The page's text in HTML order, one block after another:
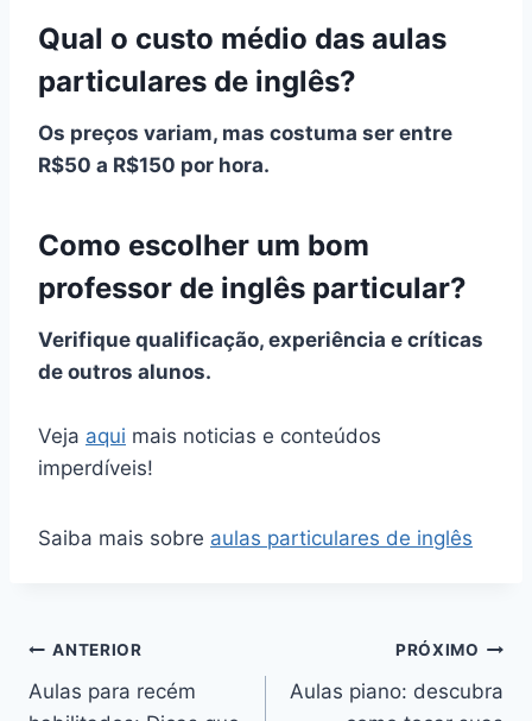
Qual o custo médio das aulas
particulares de inglês?
Os preços variam, mas costuma ser entre
R$50 a R$150 por hora.
Como escolher um bom
professor de inglês particular?
Verifique qualificação, experiência e críticas
de outros alunos.
Veja aqui mais noticias e conteúdos
imperdíveis!
Saiba mais sobre aulas particulares de inglês
Navegação
de
ANTERIOR
Aulas para recém
PRÓXIMO
Aulas piano: descubra